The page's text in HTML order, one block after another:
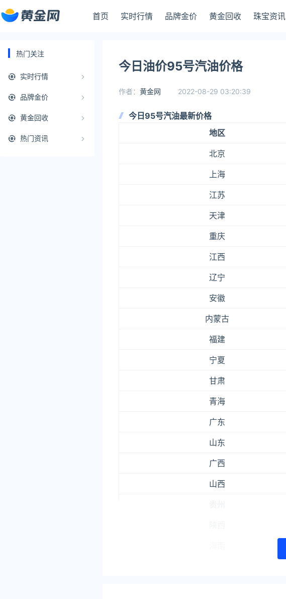
首页 实时行情 品牌金价 黄金回收 珠宝资讯
热门关注
实时行情
品牌金价
黄金回收
热门资讯
今日油价95号汽油价格
作者： 黄金网 2022-08-29 03:20:39
今日95号汽油最新价格
地区
北京
上海
江苏
天津
重庆
江西
辽宁
安徽
内蒙古
福建
宁夏
甘肃
青海
广东
山东
广西
山西